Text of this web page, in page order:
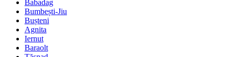
Babadag
Bumbești-Jiu
Bușteni
Agnita
Iernut
Baraolt